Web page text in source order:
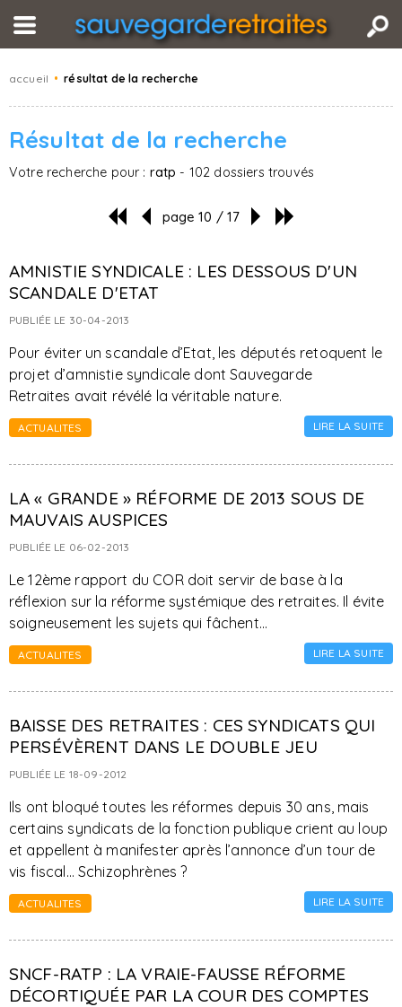
accueil • résultat de la recherche
Résultat de la recherche
Votre recherche pour : ratp - 102 dossiers trouvés
page 10 / 17
AMNISTIE SYNDICALE : LES DESSOUS D'UN
SCANDALE D'ETAT
PUBLIÉE LE 30-04-2013
Pour éviter un scandale d’Etat, les députés retoquent le
projet d’amnistie syndicale dont Sauvegarde
Retraites avait révélé la véritable nature.
ACTUALITES LIRE LA SUITE
LA « GRANDE » RÉFORME DE 2013 SOUS DE
MAUVAIS AUSPICES
PUBLIÉE LE 06-02-2013
Le 12ème rapport du COR doit servir de base à la
réflexion sur la réforme systémique des retraites. Il évite
soigneusement les sujets qui fâchent...
ACTUALITES LIRE LA SUITE
BAISSE DES RETRAITES : CES SYNDICATS QUI
PERSÉVÈRENT DANS LE DOUBLE JEU
PUBLIÉE LE 18-09-2012
Ils ont bloqué toutes les réformes depuis 30 ans, mais
certains syndicats de la fonction publique crient au loup
et appellent à manifester après l’annonce d’un tour de
vis fiscal… Schizophrènes ?
ACTUALITES LIRE LA SUITE
SNCF-RATP : LA VRAIE-FAUSSE RÉFORME
DÉCORTIQUÉE PAR LA COUR DES COMPTES